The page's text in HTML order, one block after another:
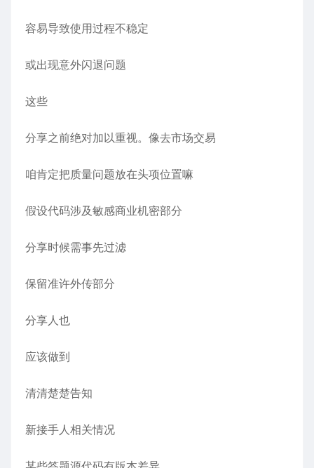
容易导致使用过程不稳定
或出现意外闪退问题
这些
分享之前绝对加以重视。像去市场交易
咱肯定把质量问题放在头项位置嘛
假设代码涉及敏感商业机密部分
分享时候需事先过滤
保留准许外传部分
分享人也
应该做到
清清楚楚告知
新接手人相关情况